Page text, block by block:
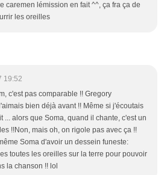
caremen lémission en fait ^^, ça fra ça de
les oreilles
19:52
c'est pas comparable !! Gregory
bien déjà avant !! Même si j'écoutais
... alors que Soma, quand il chante, c'est un
!!Non, mais oh, on rigole pas avec ça !!
Soma d'avoir un dessein funeste:
toutes les oreilles sur la terre pour pouvoir
la chanson !! lol